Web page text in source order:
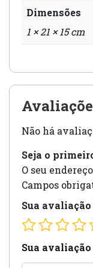
Dimensões
1 × 21 × 15 cm
Não há
Seja o
O seu
Campos
Sua avaliação
Sua